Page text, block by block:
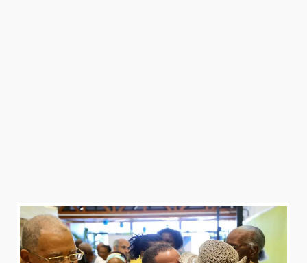
1 2 3 4